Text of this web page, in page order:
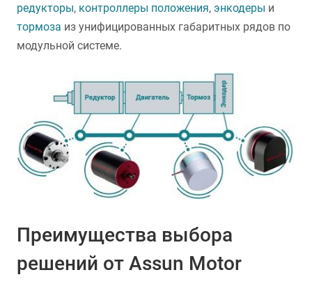
редукторы, контроллеры положения, энкодеры и
тормоза из унифицированных габаритных рядов по
модульной системе.
Преимущества выбора
решений от Assun Motor